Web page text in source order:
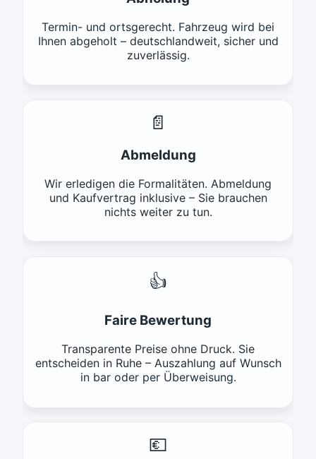
Termin- und ortsgerecht. Fahrzeug wird bei
Ihnen abgeholt – deutschlandweit, sicher und
zuverlässig.
📄
Abmeldung
Wir erledigen die Formalitäten. Abmeldung
und Kaufvertrag inklusive – Sie brauchen
nichts weiter zu tun.
👍
Faire Bewertung
Transparente Preise ohne Druck. Sie
entscheiden in Ruhe – Auszahlung auf Wunsch
in bar oder per Überweisung.
💶